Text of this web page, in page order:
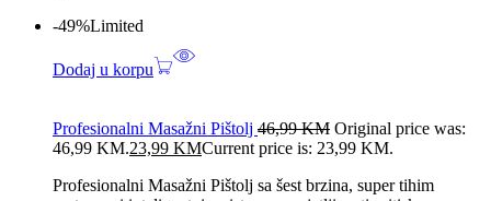
-49%Limited
Dodaj u korpu
Profesionalni Masažni Pištolj 46,99KM Original price was:
46,99 KM.23,99 KMCurrent price is: 23,99 KM.
Profesionalni Masažni Pištolj sa šest brzina, super tihim